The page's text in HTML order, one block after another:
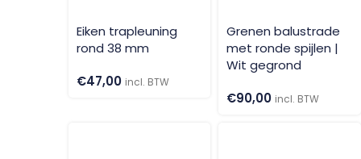
Eiken trapleuning
rond 38 mm
€47,00 incl. BTW
Grenen balustrade
met ronde spijlen |
Wit gegrond
€90,00 incl. BTW